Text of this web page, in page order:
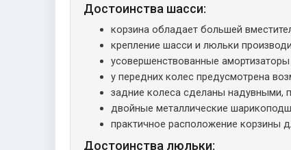
Достоинства шасси:
корзина обладает большей
крепление шасси и люльки
усовершенствованные
у передних колес предусмотрена
задние колеса сделаны надувными,
двойные металлические
практичное расположение корзины
Достоинства люльки: